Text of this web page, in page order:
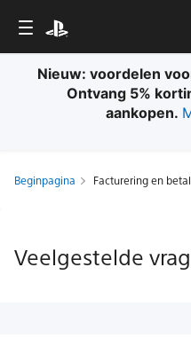
Nieuw: voordelen
Ontvang 5%
aankopen.
Beginpagina Facturering en
Veelgestelde